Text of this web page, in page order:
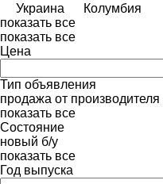
Украина
Колумбия
показать все
показать все
Цена
Тип объявления
продажа от производителя
показать все
Состояние
новый б/у
показать все
Год выпуска